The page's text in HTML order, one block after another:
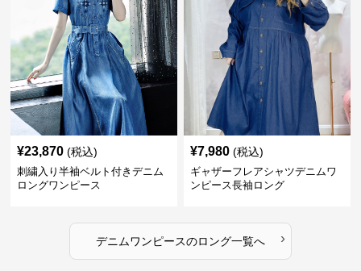
¥23,870 (税込)
刺繍入り半袖ベルト付きデニム
ロングワンピース
¥7,980 (税込)
ギャザーフレアシャツデニムワ
ンピース長袖ロング
デニムワンピースのロング一覧へ ›